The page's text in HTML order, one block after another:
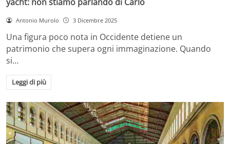
Antonio Murolo 3 Dicembre 2025
Una figura poco nota in Occidente detiene un
patrimonio che supera ogni immaginazione. Quando
si…
Leggi di più